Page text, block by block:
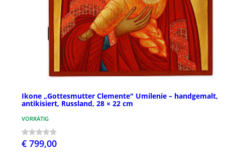
Ikone „Gottesmutter Clemente" Umilenie – handgemalt,
antikisiert, Russland, 28 × 22 cm
VORRÄTIG
€ 799,00